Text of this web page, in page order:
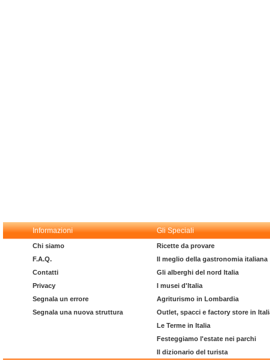
Informazioni Gli Speciali
Chi siamo
F.A.Q.
Contatti
Privacy
Segnala un errore
Segnala una nuova struttura
Ricette da provare
Il meglio della gastronomia italiana
Gli alberghi del nord Italia
I musei d'Italia
Agriturismo in Lombardia
Outlet, spacci e factory store in
Le Terme in Italia
Festeggiamo l'estate nei parchi
Il dizionario del turista